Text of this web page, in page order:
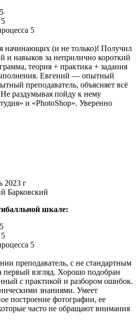
5
5
5
начинающих (и не только)! Получил
и навыков за неприлично короткий
теория + практика + задания
Евгений — опытный
преподаватель, объясняет всё
раздумывая пойду к нему
и «PhotoShop». Уверенно
2023 г
Барковский
шкале:
5
5
5
преподаватель, с не стандартным
взгляд. Хорошо подобран
с практикой и разбором ошибок.
знаниями. Умеет
построение фотографии, ее
часто не обращают внимания